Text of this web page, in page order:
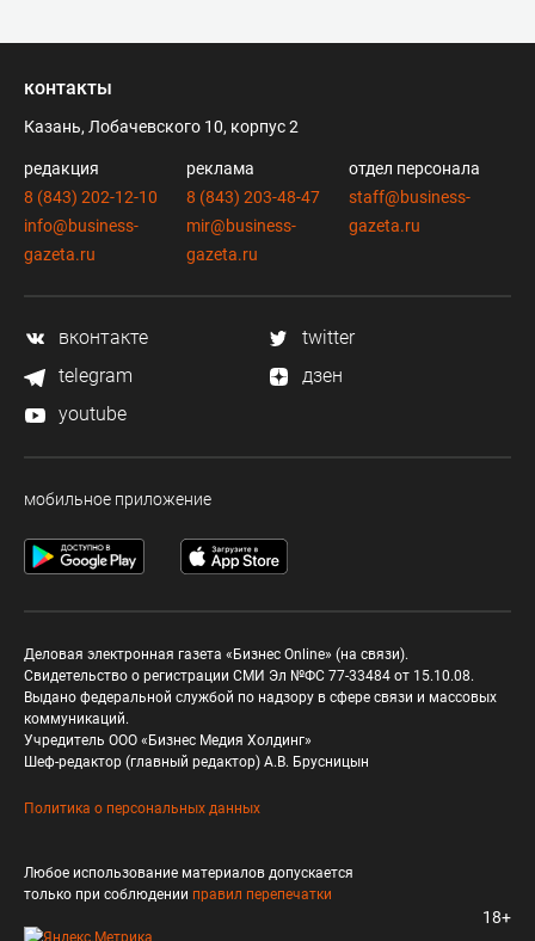
контакты
Казань, Лобачевского 10, корпус 2
редакция
8 (843) 202-12-10
info@business-
gazeta.ru
реклама
8 (843) 203-48-47
mir@business-
gazeta.ru
отдел персонала
staff@business-
gazeta.ru
вконтакте
twitter
telegram
дзен
youtube
мобильное приложение
Деловая электронная газета «Бизнес Online» (на связи).
Свидетельство о регистрации СМИ Эл №ФС 77-33484 от 15.10.08.
Выдано федеральной службой по надзору в сфере связи и массовых
коммуникаций.
Учредитель ООО «Бизнес Медия Холдинг»
Шеф-редактор (главный редактор) А.В. Брусницын
Политика о персональных данных
Любое использование материалов допускается
только при соблюдении правил перепечатки
18+